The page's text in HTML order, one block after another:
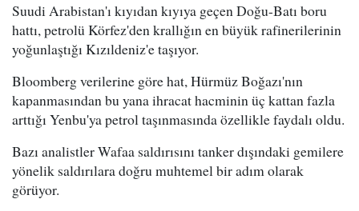
Suudi Arabistan'ı kıyıdan kıyıya geçen Doğu-Batı boru
hattı, petrolü Körfez'den krallığın en büyük rafinerilerinin
yoğunlaştığı Kızıldeniz'e taşıyor.
Bloomberg verilerine göre hat, Hürmüz Boğazı'nın
kapanmasından bu yana ihracat hacminin üç kattan fazla
arttığı Yenbu'ya petrol taşınmasında özellikle faydalı oldu.
Bazı analistler Wafaa saldırısını tanker dışındaki gemilere
yönelik saldırılara doğru muhtemel bir adım olarak
görüyor.